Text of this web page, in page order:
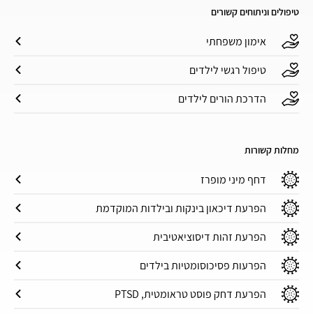
טיפולים וניתוחים קשורים
אימון משפחתי
טיפול רגשי לילדים
הדרכת הורים לילדים
מחלות קשורות
דחף מיני מופרז
הפרעת דיכאון בינקות ובילדות המוקדמת
הפרעת זהות דיסוציאטיבית
הפרעות פסיכוסומטיות בילדים
הפרעת דחק פוסט טראומטית, PTSD